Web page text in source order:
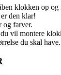
klokken op og
den klar!
og farver.
vil montere
du skal have.